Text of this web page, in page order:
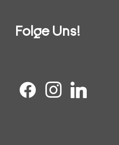
Folge Uns!